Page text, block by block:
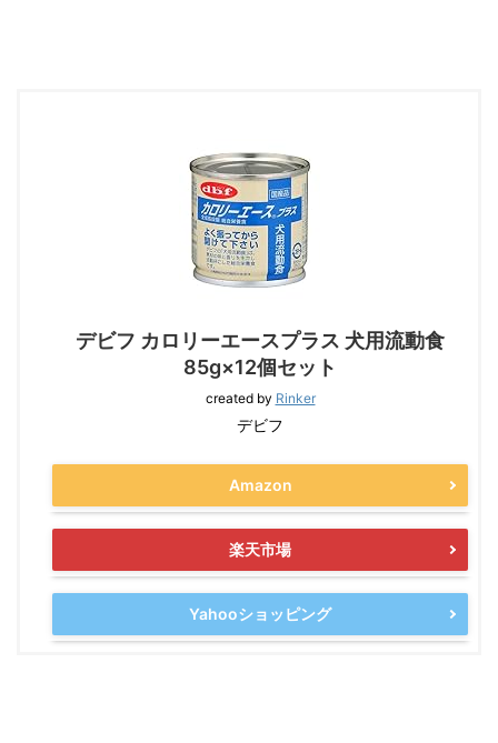
デビフ カロリーエースプラス 犬用流動食
85g×12個セット
created by Rinker
デビフ
Amazon
楽天市場
Yahooショッピング